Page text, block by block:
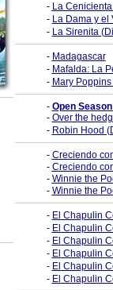
- La
- La Dama y el
- La Sirenita
- Madagascar
- Mafalda: La
- Mary
- Open
- Over the
- Robin Hood
- Creciendo
- Creciendo
- Winnie the
- Winnie the
- El Chapulin
- El Chapulin
- El Chapulin
- El Chapulin
- El Chapulin
- El Chapulin